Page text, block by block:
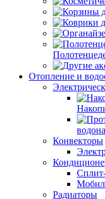
Отопление и
Конвекторы
Радиаторы